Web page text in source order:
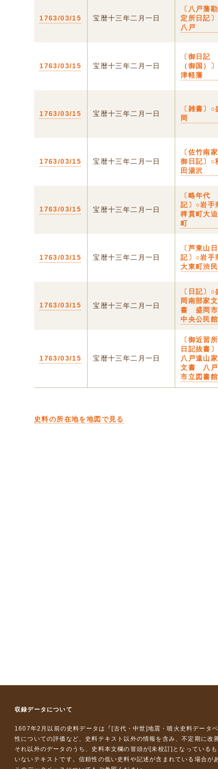
1763/03/15 宝暦十三年二月一日
〔八戸藩勘
定所日記
八戸
1763/03/15 宝暦十三年二月一日
〔御日記
（御国）〕
津軽藩
1763/03/15 宝暦十三年二月一日
〔雑書〕○
岡
1763/03/15 宝暦十三年二月一日
〔佐竹南家
御日記〕○
田湯沢
1763/03/15 宝暦十三年二月一日
〔略年代
記〕○岩手
稗貫町大迫
町
1763/03/15 宝暦十三年二月一日
〔芦東山日
記〕○岩手
大東町渋民
1763/03/15 宝暦十三年二月一日
〔日記〕○
岡南部家文
書 盛岡市
中央公民館
1763/03/15 宝暦十三年二月一日
〔御近習所
日記抜書
八戸遠山家
文書 八戸
市立図書館
史料の所在地を地図で見る
収録データについて
1607年2月以前の史料データは『 [古代・中世]地震・噴火史料データ
性についての評価など、史料テキスト以外の情報を含み、不定期に改
それ以外のデータのうち、史料本文欄の冒頭が[未校訂]となっている
いないテキストです。信頼性の低い史料や記述が含まれている場合が